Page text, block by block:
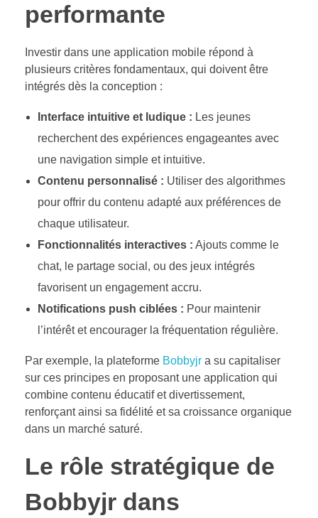
performante
Investir dans une application mobile répond à
plusieurs critères fondamentaux, qui doivent être
intégrés dès la conception :
Interface intuitive et ludique : Les jeunes
recherchent des expériences engageantes avec
une navigation simple et intuitive.
Contenu personnalisé : Utiliser des algorithmes
pour offrir du contenu adapté aux préférences de
chaque utilisateur.
Fonctionnalités interactives : Ajouts comme le
chat, le partage social, ou des jeux intégrés
favorisent un engagement accru.
Notifications push ciblées : Pour maintenir
l’intérêt et encourager la fréquentation régulière.
Par exemple, la plateforme Bobbyjr a su capitaliser
sur ces principes en proposant une application qui
combine contenu éducatif et divertissement,
renforçant ainsi sa fidélité et sa croissance organique
dans un marché saturé.
Le rôle stratégique de
Bobbyjr dans